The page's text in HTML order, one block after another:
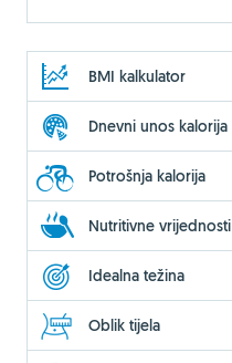
BMI kalkulator
Dnevni unos kalorija
Potrošnja kalorija
Nutritivne vrijednosti
Idealna težina
Oblik tijela